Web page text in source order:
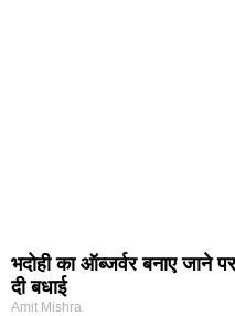
भदोही का ऑब्जर्वर बनाए जाने
दी बधाई
Amit Mishra